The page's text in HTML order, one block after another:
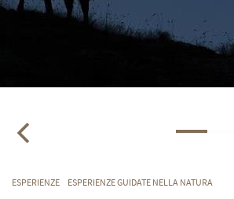
ESPERIENZE ESPERIENZE GUIDATE NELLA NATURA